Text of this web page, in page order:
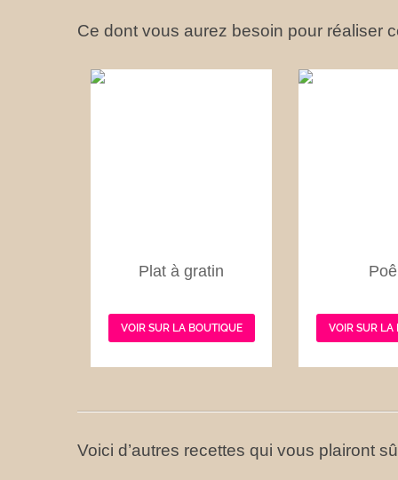
Ce dont vous aurez besoin pour réaliser
Plat à gratin
VOIR SUR LA BOUTIQUE VOIR SUR LA
Voici d’autres recettes qui vous plairont